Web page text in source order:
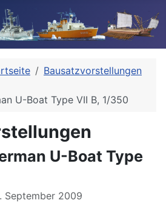
Bausatzvorstellungen
U-Boat Type VII B, 1/350
U-Boat Type
September 2009